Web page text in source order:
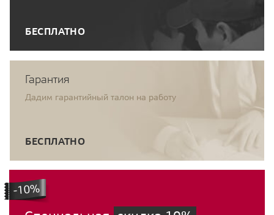
БЕСПЛАТНО
Гарантия
Дадим гарантийный талон на работу
БЕСПЛАТНО